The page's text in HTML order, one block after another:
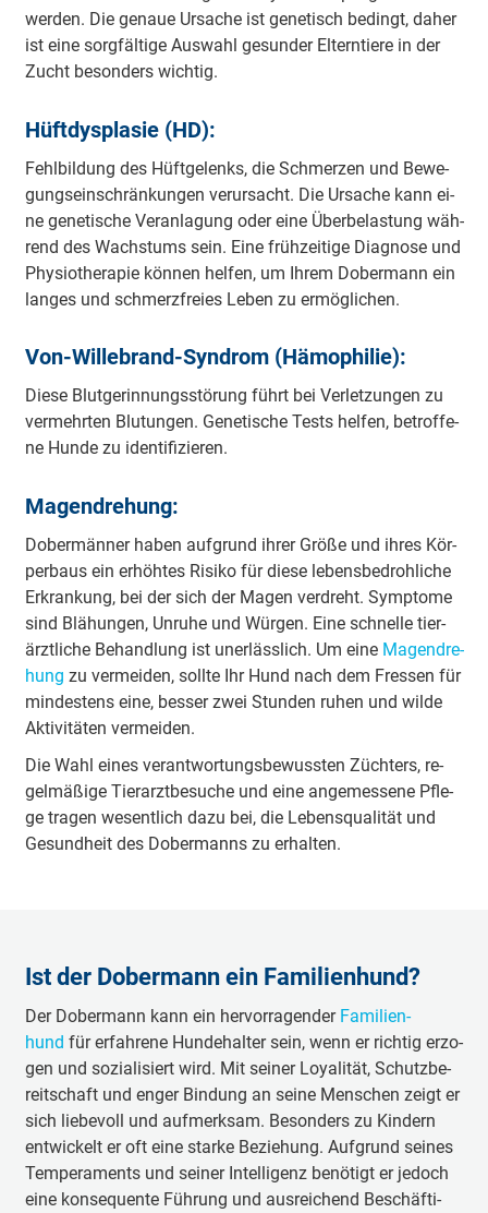
wer­den. Die ge­naue Ur­sache ist ge­ne­tisch be­dingt, da­her
ist ei­ne sorg­fäl­ti­ge Aus­wahl ge­sun­der El­tern­tie­re in der
Zucht be­son­ders wich­tig.
Hüftdysplasie (HD):
Fehl­bil­dung des Hüft­ge­lenks, die Schmer­zen und Be­we­
gungs­ein­schrän­kun­gen ver­ur­sacht. Die Ur­sache kann ei­
ne ge­ne­tische Ver­an­la­gung oder ei­ne Über­be­las­tung wäh­
rend des Wachs­tums sein. Ei­ne früh­zei­tige Dia­gno­se und
Phy­sio­the­ra­pie kön­nen hel­fen, um Ih­rem Do­ber­mann ein
lan­ges und schmerz­frei­es Le­ben zu er­mög­li­chen.
Von-Willebrand-Syndrom (Hämophilie):
Die­se Blut­ge­rin­nungs­stö­rung führt bei Ver­let­zun­gen zu
ver­mehr­ten Blut­un­gen. Ge­ne­tische Tests hel­fen, be­trof­fe­
ne Hun­de zu iden­ti­fi­zie­ren.
Magendrehung:
Do­ber­männ­er ha­ben auf­grund ih­rer Grö­ße und ih­res Kör­
per­baus ein er­höh­tes Ri­si­ko für die­se le­bens­be­droh­li­che
Er­kran­kung, bei der sich der Ma­gen ver­dreht. Sym­pto­me
sind Blä­hun­gen, Un­ru­he und Wür­gen. Ei­ne schnel­le tier­
ärzt­li­che Be­hand­lung ist un­er­läss­lich. Um ei­ne Ma­gen­dre­
hung zu ver­mei­den, soll­te Ihr Hund nach dem Fres­sen für
min­des­tens ei­ne, bes­ser zwei Stun­den ru­hen und wil­de
Ak­ti­vi­tä­ten ver­mei­den.
Die Wahl ei­nes ver­ant­wor­tungs­be­wuss­ten Züch­ters, re­
gel­mä­ßi­ge Tier­arzt­be­su­che und ei­ne an­ge­mes­se­ne Pfle­
ge tra­gen we­sent­lich da­zu bei, die Le­bens­qua­li­tät und
Ge­sund­heit des Do­ber­manns zu er­hal­ten.
Ist der Dobermann ein Familienhund?
Der Do­ber­mann kann ein her­vor­ra­gen­der Fa­mi­li­en­
hund für er­fah­re­ne Hun­de­hal­ter sein, wenn er rich­tig er­zo­
gen und so­zia­li­siert wird. Mit sei­ner Loya­li­tät, Schutz­be­
reit­schaft und en­ger Bin­dung an sei­ne Men­schen zeigt er
sich lie­be­voll und auf­merk­sam. Be­son­ders zu Kin­dern
ent­wi­ckelt er oft ei­ne star­ke Be­zie­hung. Auf­grund sei­nes
Tem­pe­ra­ments und sei­ner In­tel­li­genz be­nö­tigt er je­doch
ei­ne kon­se­quen­te Füh­rung und aus­rei­chend Be­schäf­ti­